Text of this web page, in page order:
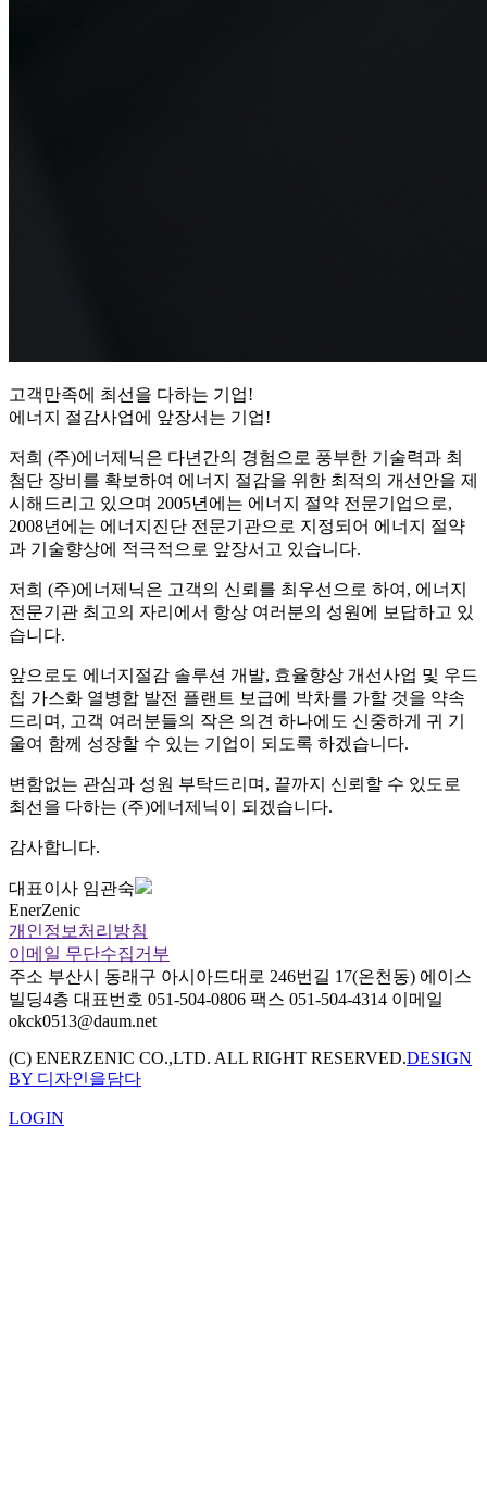
고객만족에 최선을 다하는 기업!
에너지 절감사업에 앞장서는 기업!
저희 (주)에너제닉은 다년간의 경험으로 풍부한 기술력과 최
첨단 장비를 확보하여 에너지 절감을 위한 최적의 개선안을 제
시해드리고 있으며 2005년에는 에너지 절약 전문기업으로,
2008년에는 에너지진단 전문기관으로 지정되어 에너지 절약
과 기술향상에 적극적으로 앞장서고 있습니다.
저희 (주)에너제닉은 고객의 신뢰를 최우선으로 하여, 에너지
전문기관 최고의 자리에서 항상 여러분의 성원에 보답하고 있
습니다.
앞으로도 에너지절감 솔루션 개발, 효율향상 개선사업 및 우드
칩 가스화 열병합 발전 플랜트 보급에 박차를 가할 것을 약속
드리며, 고객 여러분들의 작은 의견 하나에도 신중하게 귀 기
울여 함께 성장할 수 있는 기업이 되도록 하겠습니다.
변함없는 관심과 성원 부탁드리며, 끝까지 신뢰할 수 있도로
최선을 다하는 (주)에너제닉이 되겠습니다.
감사합니다.
대표이사 임관숙
EnerZenic
개인정보처리방침
이메일 무단수집거부
주소 부산시 동래구 아시아드대로 246번길 17(온천동) 에이스
빌딩4층 대표번호 051-504-0806 팩스 051-504-4314 이메일
okck0513@daum.net
(C) ENERZENIC CO.,LTD. ALL RIGHT RESERVED.DESIGN
BY 디자인을담다
LOGIN